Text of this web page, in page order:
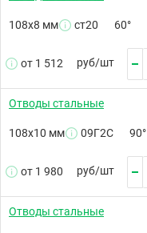
108х8 мм ст20 60°
от 1 512 руб/шт
Отводы стальные
108х10 мм 09Г2С 90°
от 1 980 руб/шт
Отводы стальные